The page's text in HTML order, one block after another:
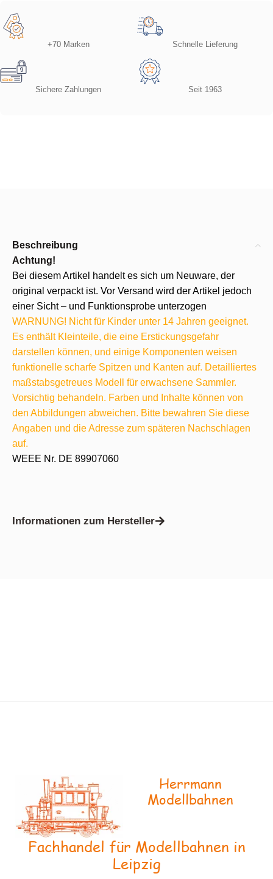
+70 Marken Schnelle Lieferung
Sichere Zahlungen Seit 1963
Beschreibung
Achtung!
Bei diesem Artikel handelt es sich um Neuware, der
original verpackt ist. Vor Versand wird der Artikel jedoch
einer Sicht – und Funktionsprobe unterzogen
WARNUNG! Nicht für Kinder unter 14 Jahren geeignet.
Es enthält Kleinteile, die eine Erstickungsgefahr
darstellen können, und einige Komponenten weisen
funktionelle scharfe Spitzen und Kanten auf. Detailliertes
maßstabsgetreues Modell für erwachsene Sammler.
Vorsichtig behandeln. Farben und Inhalte können von
den Abbildungen abweichen. Bitte bewahren Sie diese
Angaben und die Adresse zum späteren Nachschlagen
auf.
WEEE Nr. DE 89907060
Informationen zum Hersteller
Herrmann
Modellbahnen
Fachhandel für Modellbahnen in
Leipzig